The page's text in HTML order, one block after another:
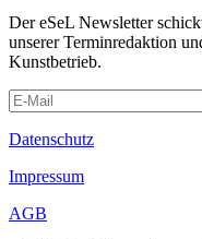
Der eSeL Newsletter
unserer Terminredaktion
Kunstbetrieb.
Datenschutz
Impressum
AGB